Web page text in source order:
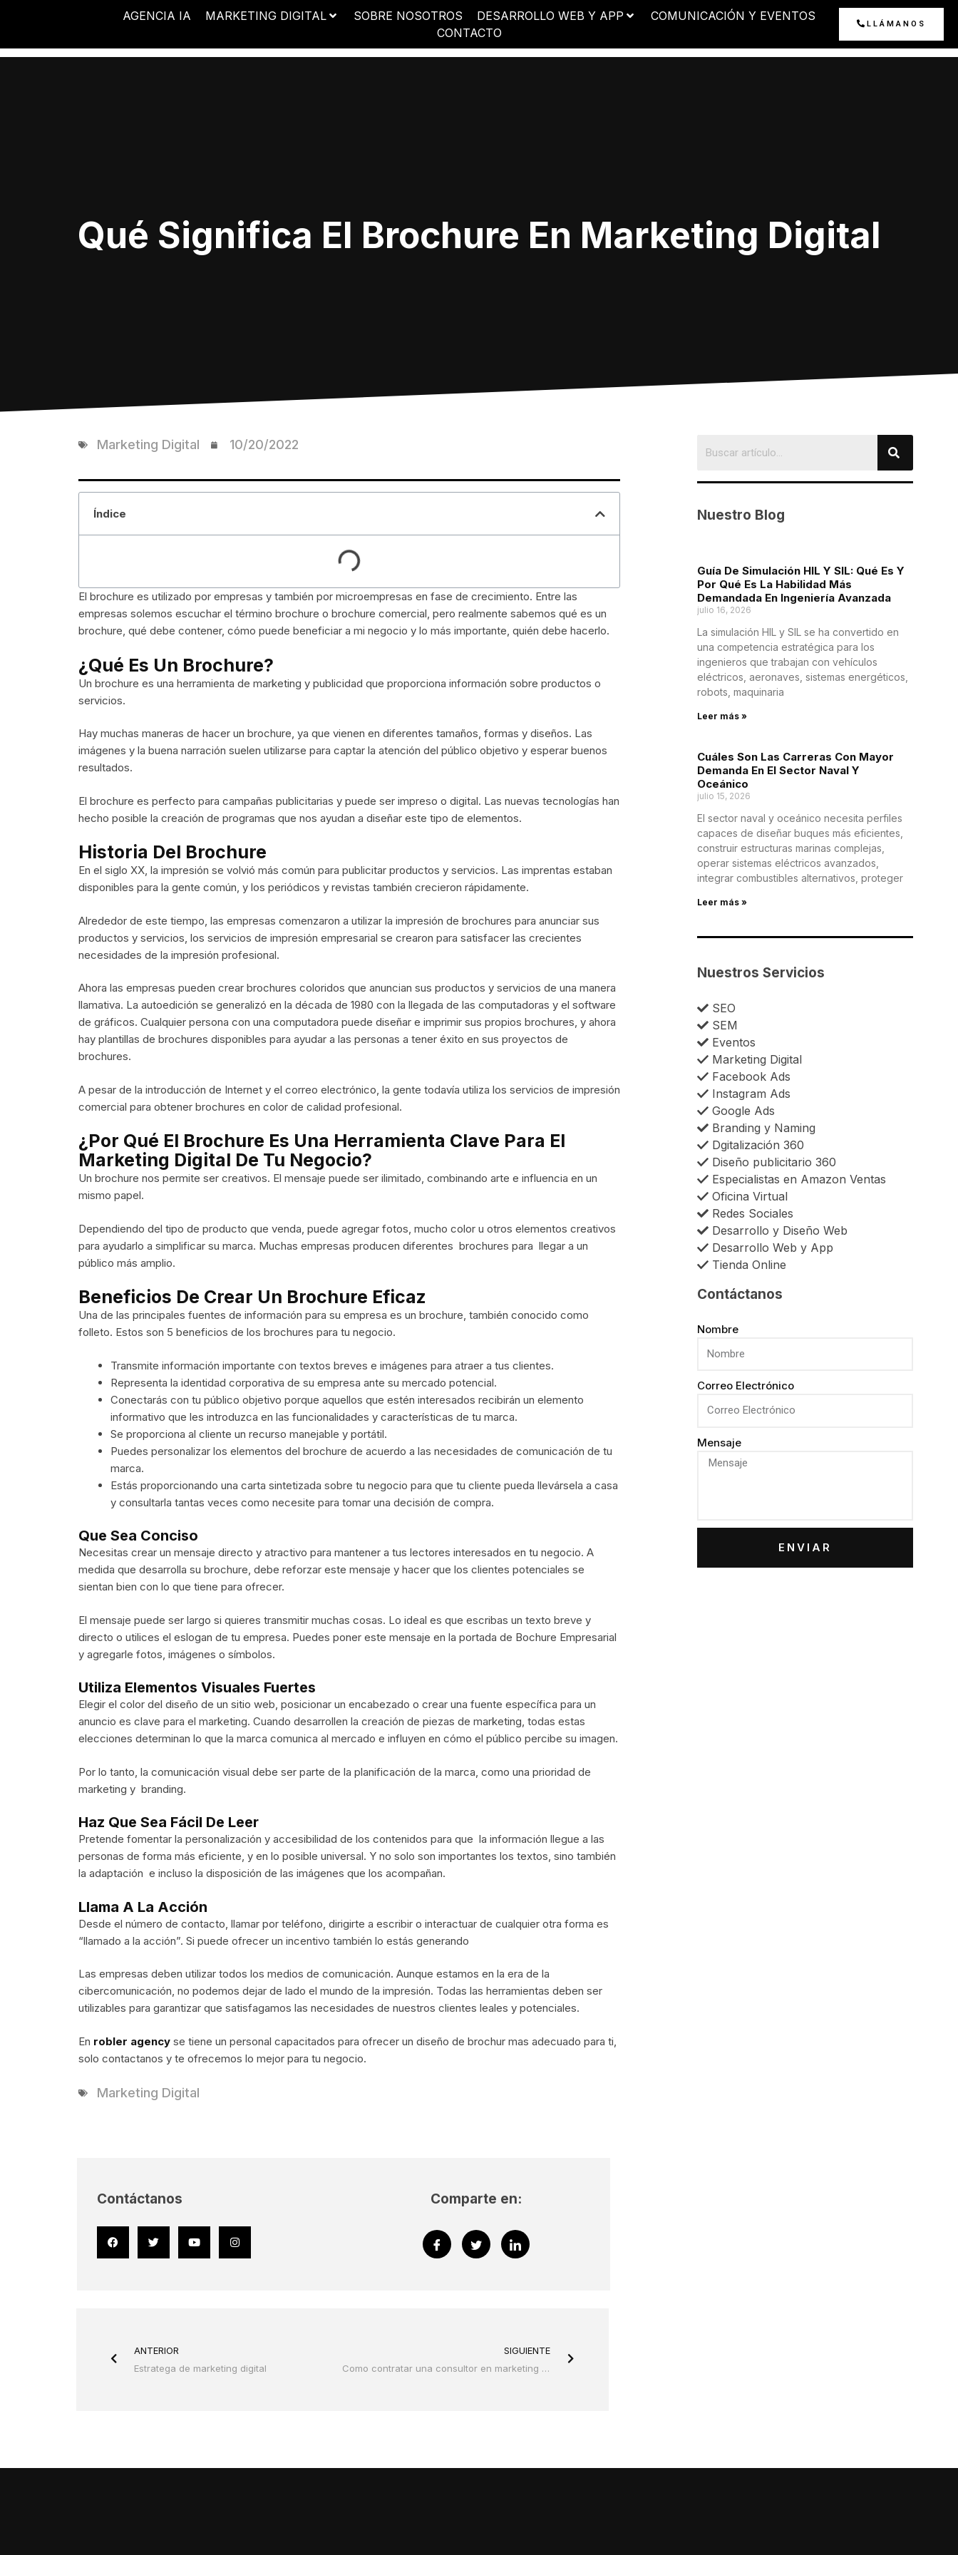
AGENCIA IA MARKETING DIGITAL SOBRE NOSOTROS DESARROLLO WEB Y APP
COMUNICACIÓN Y EVENTOS
CONTACTO
LLÁMANOS
Qué Significa El Brochure En Marketing Digital
Marketing Digital 10/20/2022
Índice
El brochure es utilizado por empresas y también por microempresas en fase de crecimiento. Entre las
empresas solemos escuchar el término brochure o brochure comercial, pero realmente sabemos qué es un
brochure, qué debe contener, cómo puede beneficiar a mi negocio y lo más importante, quién debe hacerlo.
¿Qué Es Un Brochure?
Un brochure es una herramienta de marketing y publicidad que proporciona información sobre productos o
servicios.
Hay muchas maneras de hacer un brochure, ya que vienen en diferentes tamaños, formas y diseños. Las
imágenes y la buena narración suelen utilizarse para captar la atención del público objetivo y esperar buenos
resultados.
El brochure es perfecto para campañas publicitarias y puede ser impreso o digital. Las nuevas tecnologías han
hecho posible la creación de programas que nos ayudan a diseñar este tipo de elementos.
Historia Del Brochure
En el siglo XX, la impresión se volvió más común para publicitar productos y servicios. Las imprentas estaban
disponibles para la gente común, y los periódicos y revistas también crecieron rápidamente.
Alrededor de este tiempo, las empresas comenzaron a utilizar la impresión de brochures para anunciar sus
productos y servicios, los servicios de impresión empresarial se crearon para satisfacer las crecientes
necesidades de la impresión profesional.
Ahora las empresas pueden crear brochures coloridos que anuncian sus productos y servicios de una manera
llamativa. La autoedición se generalizó en la década de 1980 con la llegada de las computadoras y el software
de gráficos. Cualquier persona con una computadora puede diseñar e imprimir sus propios brochures, y ahora
hay plantillas de brochures disponibles para ayudar a las personas a tener éxito en sus proyectos de
brochures.
A pesar de la introducción de Internet y el correo electrónico, la gente todavía utiliza los servicios de impresión
comercial para obtener brochures en color de calidad profesional.
¿Por Qué El Brochure Es Una Herramienta Clave Para El
Marketing Digital De Tu Negocio?
Un brochure nos permite ser creativos. El mensaje puede ser ilimitado, combinando arte e influencia en un
mismo papel.
Dependiendo del tipo de producto que venda, puede agregar fotos, mucho color u otros elementos creativos
para ayudarlo a simplificar su marca. Muchas empresas producen diferentes brochures para llegar a un
público más amplio.
Beneficios De Crear Un Brochure Eficaz
Una de las principales fuentes de información para su empresa es un brochure, también conocido como
folleto. Estos son 5 beneficios de los brochures para tu negocio.
Transmite información importante con textos breves e imágenes para atraer a tus clientes.
Representa la identidad corporativa de su empresa ante su mercado potencial.
Conectarás con tu público objetivo porque aquellos que estén interesados ​​recibirán un elemento
informativo que les introduzca en las funcionalidades y características de tu marca.
Se proporciona al cliente un recurso manejable y portátil.
Puedes personalizar los elementos del brochure de acuerdo a las necesidades de comunicación de tu
marca.
Estás proporcionando una carta sintetizada sobre tu negocio para que tu cliente pueda llevársela a casa
y consultarla tantas veces como necesite para tomar una decisión de compra.
Que Sea Conciso
Necesitas crear un mensaje directo y atractivo para mantener a tus lectores interesados ​​en tu negocio. A
medida que desarrolla su brochure, debe reforzar este mensaje y hacer que los clientes potenciales se
sientan bien con lo que tiene para ofrecer.
El mensaje puede ser largo si quieres transmitir muchas cosas. Lo ideal es que escribas un texto breve y
directo o utilices el eslogan de tu empresa. Puedes poner este mensaje en la portada de Bochure Empresarial
y agregarle fotos, imágenes o símbolos.
Utiliza Elementos Visuales Fuertes
Elegir el color del diseño de un sitio web, posicionar un encabezado o crear una fuente específica para un
anuncio es clave para el marketing. Cuando desarrollen la creación de piezas de marketing, todas estas
elecciones determinan lo que la marca comunica al mercado e influyen en cómo el público percibe su imagen.
Por lo tanto, la comunicación visual debe ser parte de la planificación de la marca, como una prioridad de
marketing y branding.
Haz Que Sea Fácil De Leer
Pretende fomentar la personalización y accesibilidad de los contenidos para que la información llegue a las
personas de forma más eficiente, y en lo posible universal. Y no solo son importantes los textos, sino también
la adaptación e incluso la disposición de las imágenes que los acompañan.
Llama A La Acción
Desde el número de contacto, llamar por teléfono, dirigirte a escribir o interactuar de cualquier otra forma es
“llamado a la acción”. Si puede ofrecer un incentivo también lo estás generando
Las empresas deben utilizar todos los medios de comunicación. Aunque estamos en la era de la
cibercomunicación, no podemos dejar de lado el mundo de la impresión. Todas las herramientas deben ser
utilizables para garantizar que satisfagamos las necesidades de nuestros clientes leales y potenciales.
En robler agency se tiene un personal capacitados para ofrecer un diseño de brochur mas adecuado para ti,
solo contactanos y te ofrecemos lo mejor para tu negocio.
Marketing Digital
Nuestro Blog
Guía De Simulación HIL Y SIL: Qué Es Y
Por Qué Es La Habilidad Más
Demandada En Ingeniería Avanzada
julio 16, 2026
La simulación HIL y SIL se ha convertido en
una competencia estratégica para los
ingenieros que trabajan con vehículos
eléctricos, aeronaves, sistemas energéticos,
robots, maquinaria
Leer más »
Cuáles Son Las Carreras Con Mayor
Demanda En El Sector Naval Y
Oceánico
julio 15, 2026
El sector naval y oceánico necesita perfiles
capaces de diseñar buques más eficientes,
construir estructuras marinas complejas,
operar sistemas eléctricos avanzados,
integrar combustibles alternativos, proteger
Leer más »
Nuestros Servicios
SEO
SEM
Eventos
Marketing Digital
Facebook Ads
Instagram Ads
Google Ads
Branding y Naming
Dgitalización 360
Diseño publicitario 360
Especialistas en Amazon Ventas
Oficina Virtual
Redes Sociales
Desarrollo y Diseño Web
Desarrollo Web y App
Tienda Online
Contáctanos
Nombre
Correo Electrónico
Mensaje
ENVIAR
Contáctanos
FacebookTwitter YoutubeInstagram
Comparte en:
ANTERIOR
Estratega de marketing digital
SIGUIENTE
Como contratar una consultor en marketing digital